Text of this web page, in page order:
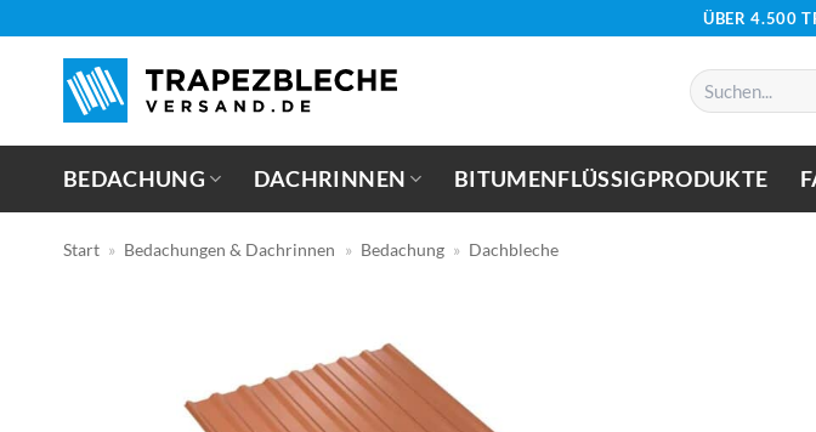
springen
ÜBER 4.500
Suchen
nach:
BEDACHUNG DACHRINNEN BITUMENFLÜSSIGPRODUKTE
Start » Bedachungen & Dachrinnen » Bedachung » Dachbleche